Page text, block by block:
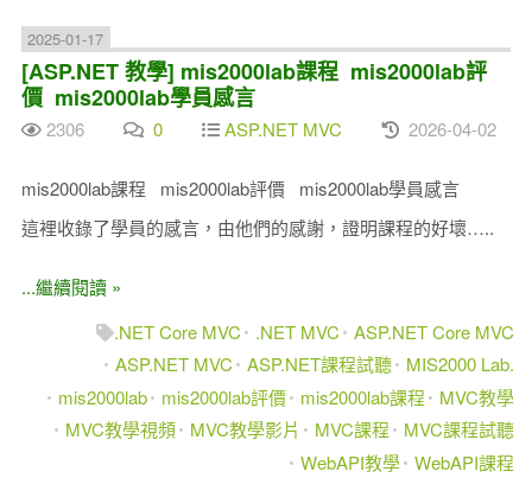
2025-01-17
[ASP.NET 教學] mis2000lab課程 mis2000lab評
價 mis2000lab學員感言
2306 0 ASP.NET MVC 2026-04-02
mis2000lab課程 mis2000lab評價 mis2000lab學員感言
這裡收錄了學員的感言，由他們的感謝，證明課程的好壞…..
...繼續閱讀 »
.NET Core MVC
.NET MVC
ASP.NET Core MVC
ASP.NET MVC
ASP.NET課程試聽
MIS2000 Lab.
mis2000lab
mis2000lab評價 mis2000lab課程
MVC教學
MVC教學視頻
MVC教學影片 MVC課程
MVC課程試聽
WebAPI教學 WebAPI課程